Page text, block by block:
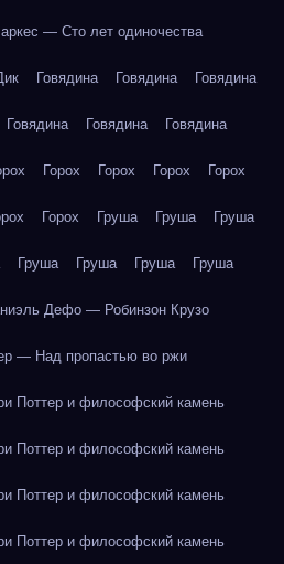
— Сто лет одиночества
Говядина Говядина Говядина
Говядина Говядина Говядина
Горох Горох Горох Горох
Горох Груша Груша Груша
Груша Груша Груша Груша
Дефо — Робинзон Крузо
— Над пропастью во ржи
Поттер и философский камень
Поттер и философский камень
Поттер и философский камень
Поттер и философский камень